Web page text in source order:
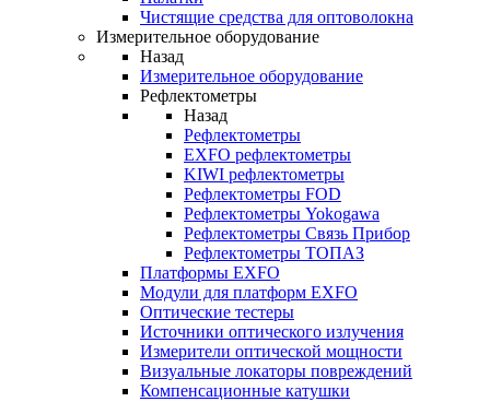
Чистящие средства для оптоволокна
Измерительное оборудование
Назад
Измерительное оборудование
Рефлектометры
Назад
Рефлектометры
EXFO рефлектометры
KIWI рефлектометры
Рефлектометры FOD
Рефлектометры Yokogawa
Рефлектометры Связь Прибор
Рефлектометры ТОПАЗ
Платформы EXFO
Модули для платформ EXFO
Оптические тестеры
Источники оптического излучения
Измерители оптической мощности
Визуальные локаторы повреждений
Компенсационные катушки